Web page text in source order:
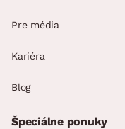
Pre média
Kariéra
Blog
Špeciálne ponuky